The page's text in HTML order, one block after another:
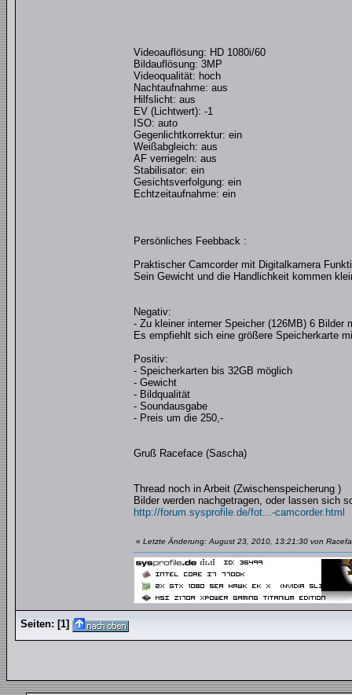
Videoauflösung: HD 1080i/60
Bildauflösung: 3MP
Videoqualität: hoch
Nachtaufnahme: aus
Hilfslicht: aus
EV (Lichtwert): -1
ISO: auto
Gegenlichtkorrektur: ein
Weißabgleich: aus
AF verriegeln: aus
Stabilisator: ein
Gesichtsverfolgung: ein
Echtzeitaufnahme: ein
Persönliches Feebback :
Praktischer Camcorder mit Digitalkamera
Sein Gewicht und die Handlichkeit kommen
Negativ:
- Zu kleiner interner Speicher (126MB) 6
Es empfiehlt sich eine größere Speicherkarte
Positiv:
- Speicherkarten bis 32GB möglich
- Gewicht
- Bildqualität
- Soundausgabe
- Preis um die 250,-
Gruß Raceface (Sascha)
Thread noch in Arbeit (Zwischenspeicherung )
Bilder werden nachgetragen, oder lassen sich
http://forum.sysprofile.de/fot...-camcorder.html
« Letzte Änderung: August 23, 2010, 13:21:30 von
Seiten: [1]